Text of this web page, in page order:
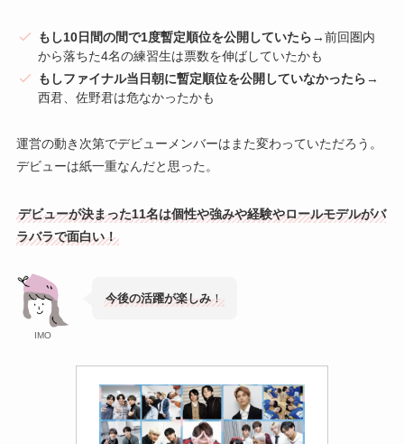
もし10日間の間で1度暫定順位を公開していたら→前回圏内
から落ちた4名の練習生は票数を伸ばしていたかも
もしファイナル当日朝に暫定順位を公開していなかったら→
西君、佐野君は危なかったかも
運営の動き次第でデビューメンバーはまた変わっていただろう。
デビューは紙一重なんだと思った。
デビューが決まった11名は個性や強みや経験やロールモデルがバ
ラバラで面白い！
IMO
今後の活躍が楽しみ ！